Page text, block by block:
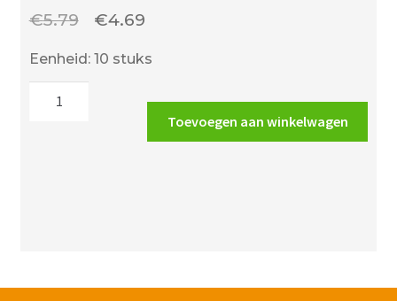
€5.79
Oorspronkelijke
€4.69Huidige
€4.69.
Eenheid: 10 stuks
Toevoegen aan winkelwagen